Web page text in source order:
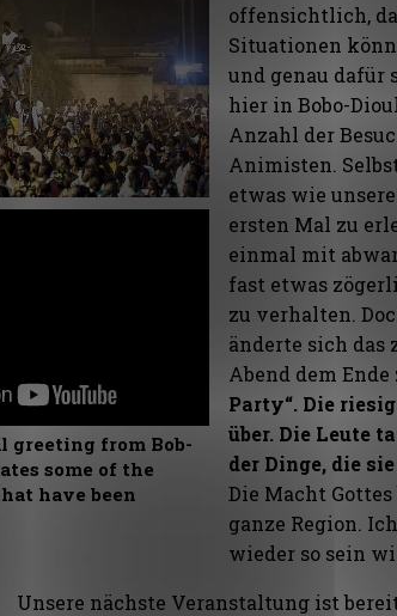
greeting from Bob-
some of the
have been
offensichtlich,
Situationen
und genau dafür
hier in Bobo-
Anzahl der
Animisten.
etwas wie
ersten Mal zu
einmal mit
fast etwas
zu verhalten.
änderte sich das
Abend dem
Party“. Die
über. Die Leute
der Dinge, die
Die Macht
ganze Region.
wieder so sein
Unsere nächste Veranstaltung ist